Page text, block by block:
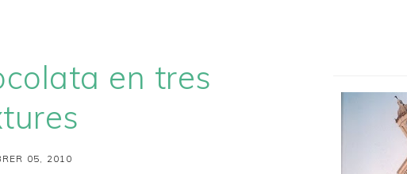
en tres
05, 2010